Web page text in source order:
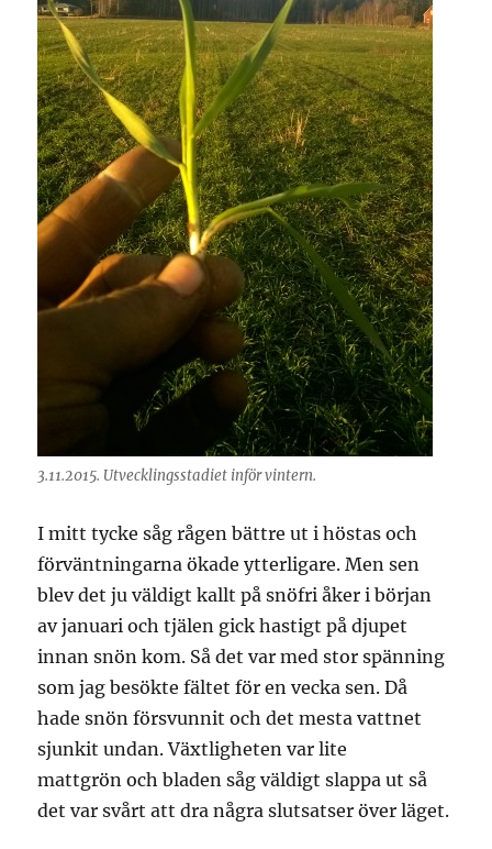
3.11.2015. Utvecklingsstadiet inför vintern.
I mitt tycke såg rågen bättre ut i höstas och
förväntningarna ökade ytterligare. Men sen
blev det ju väldigt kallt på snöfri åker i början
av januari och tjälen gick hastigt på djupet
innan snön kom. Så det var med stor spänning
som jag besökte fältet för en vecka sen. Då
hade snön försvunnit och det mesta vattnet
sjunkit undan. Växtligheten var lite
mattgrön och bladen såg väldigt slappa ut så
det var svårt att dra några slutsatser över läget.